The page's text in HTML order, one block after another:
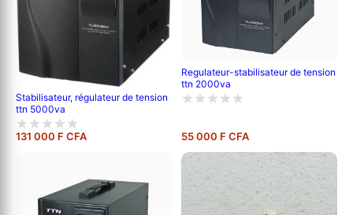
Stabilisateur, régulateur de tension
ttn 5000va
131 000 F CFA
Regulateur-stabilisateur de tension
ttn 2000va
55 000 F CFA